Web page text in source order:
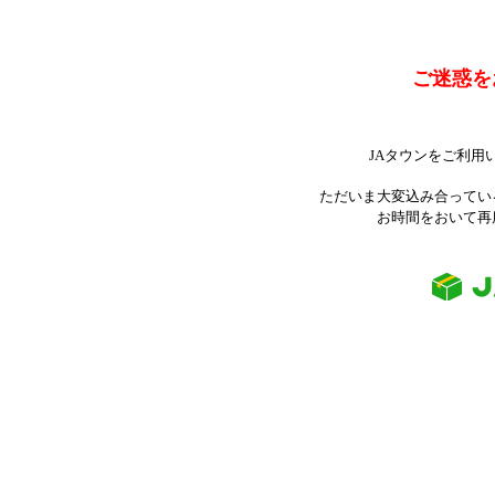
ご迷惑
JAタウンをご利用
ただいま大変込み合って
お時間をおいて